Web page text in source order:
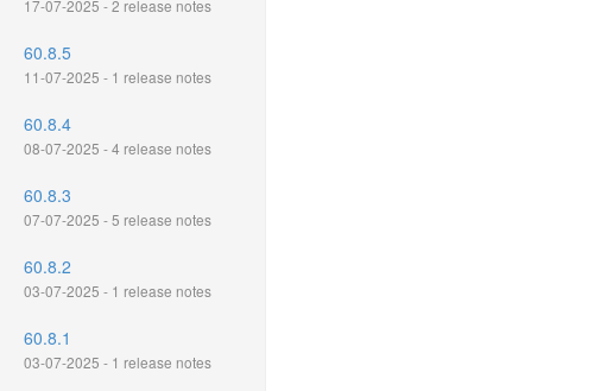
17-07-2025 - 2 release notes
60.8.5
11-07-2025 - 1 release notes
60.8.4
08-07-2025 - 4 release notes
60.8.3
07-07-2025 - 5 release notes
60.8.2
03-07-2025 - 1 release notes
60.8.1
03-07-2025 - 1 release notes